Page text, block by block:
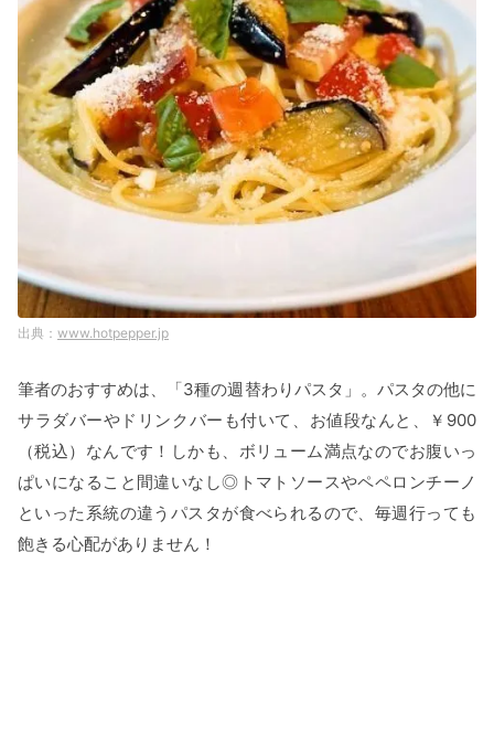
www.hotpepper.jp
筆者のおすすめは、「3種の週替わりパスタ」。パスタの他に
サラダバーやドリンクバーも付いて、お値段なんと、￥900
（税込）なんです！しかも、ボリューム満点なのでお腹いっ
ぱいになること間違いなし◎トマトソースやペペロンチーノ
といった系統の違うパスタが食べられるので、毎週行っても
飽きる心配がありません！